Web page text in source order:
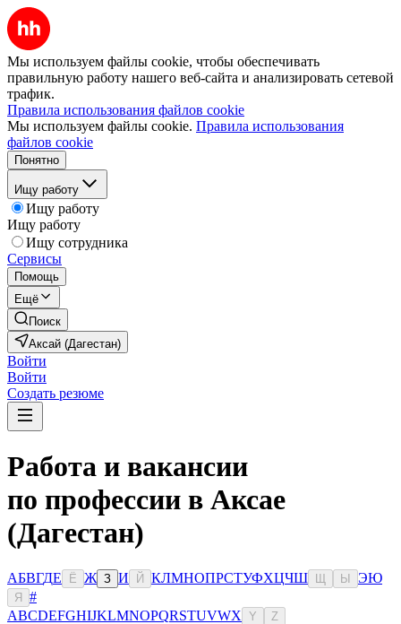
Мы используем файлы cookie, чтобы обеспечивать
правильную работу нашего веб-сайта и анализировать сетевой
трафик.
Правила использования файлов cookie
Мы используем файлы cookie. Правила использования
файлов cookie
Понятно
Ищу работу
Ищу работу
Ищу работу
Ищу сотрудника
Сервисы
Помощь
Ещё
Поиск
Аксай (Дагестан)
Войти
Войти
Создать резюме
Работа и вакансии
по профессии в Аксае
(Дагестан)
АБВГДЕ Ё Ж З И Й КЛМНОПРСТУФХЦЧШ Ы ЭЮ
Я
#
ABCDEFGHIJKLMNOPQRSTUVWX Y Z